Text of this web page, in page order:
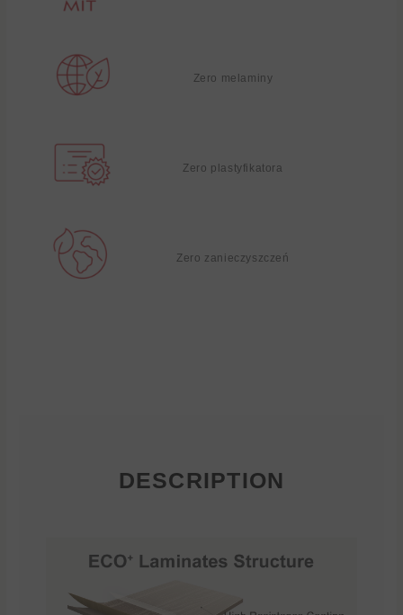
Zero melaminy
Zero plastyfikatora
Zero zanieczyszczeń
DESCRIPTION